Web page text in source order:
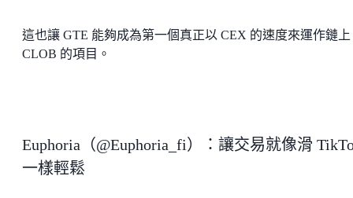
這也讓 GTE 能夠成為第一個真正以 CEX 的速度來運作鏈上
CLOB 的項目。
Euphoria（@Euphoria_fi）：讓交易就像滑
一樣輕鬆